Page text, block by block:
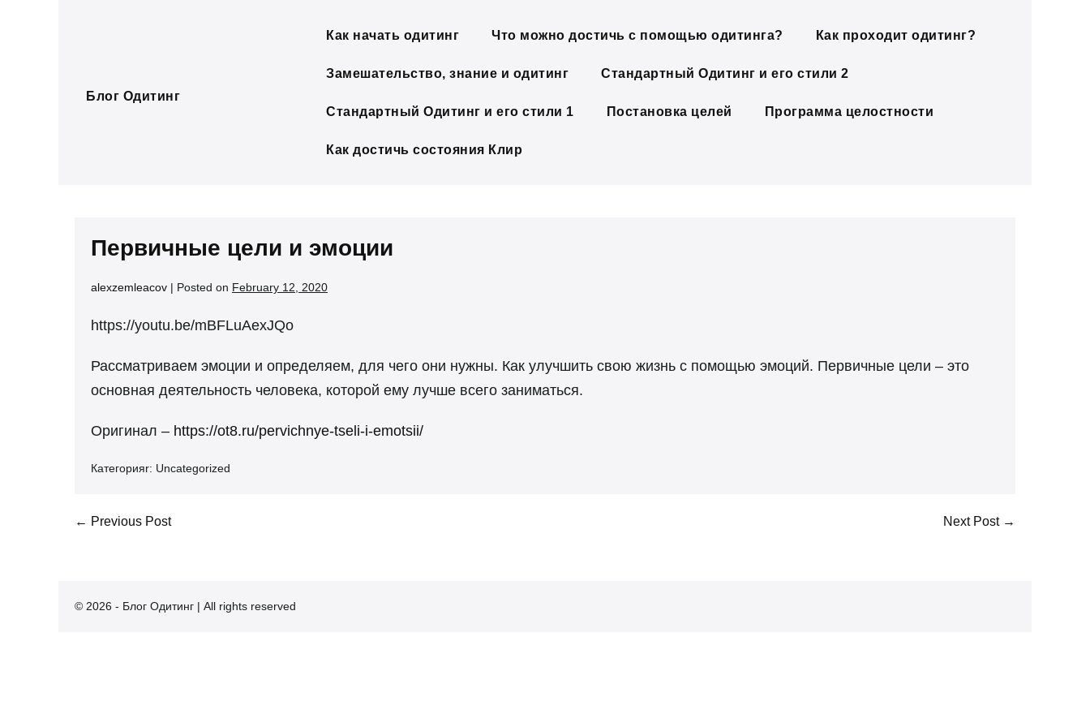
Блог Одитинг
Как начать одитинг Что можно достичь с помощью одитинга? Как проходит одитинг?
Замешательство, знание и одитинг Стандартный Одитинг и его стили 2
Стандартный Одитинг и его стили 1 Постановка целей Программа целостности
Как достичь состояния Клир
Первичные цели и эмоции
alexzemleacov | Posted on February 12, 2020
https://youtu.be/mBFLuAexJQo
Рассматриваем эмоции и определяем, для чего они нужны. Как улучшить свою жизнь с помощью эмоций. Первичные цели – это
основная деятельность человека, которой ему лучше всего заниматься.
Оригинал – https://ot8.ru/pervichnye-tseli-i-emotsii/
Категорияr: Uncategorized
Post
← Previous Post Next Post →
© 2026 - Блог Одитинг | All rights reserved